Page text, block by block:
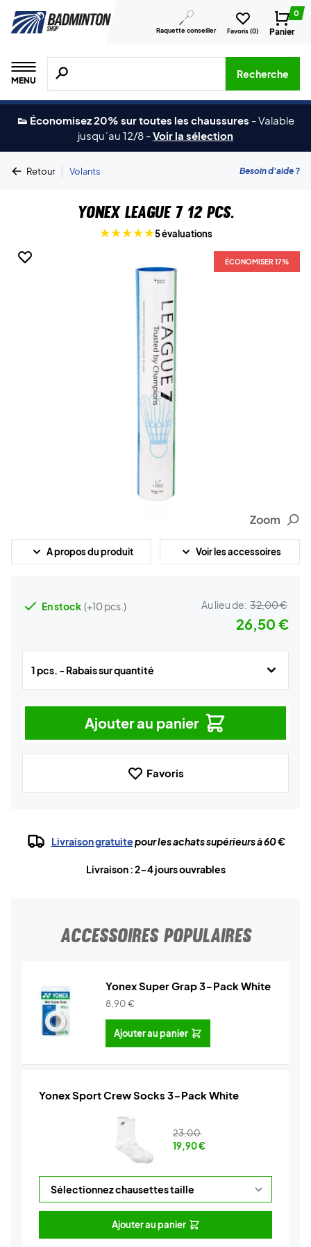
Raquette conseiller Favoris (0)
0
Panier
MENU
Recherche de produits, de marques, etc.
Recherche
👟 Économisez 20% sur toutes les chaussures -Valable
jusqu´au 12/8 -Voir la sélection
Retour | Volants Besoin d'aide ?
Yonex League 7 12 pcs.
5 évaluations
ÉCONOMISER 17%
Zoom
A propos du produit Voir les accessoires
En stock (+10 pcs.) Au lieu de: 32,00 €
26,50 €
1 pcs. - Rabais sur quantité
Ajouter au panier
Favoris
Livraison gratuitepour les achats supérieurs à 60 €
Livraison : 2-4 jours ouvrables
ACCESSOIRES POPULAIRES
Yonex Super Grap 3-Pack White
8,90€
Ajouter au panier
Yonex Sport Crew Socks 3-Pack White
23,00
19,90€
Ajouter au panier